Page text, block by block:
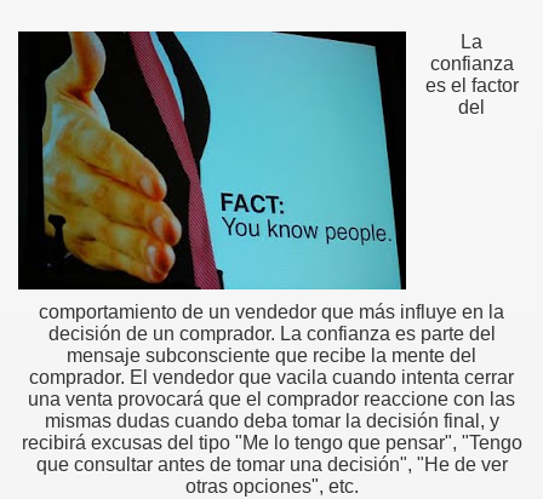
La
confianza
es el factor
del
comportamiento de un vendedor que más influye en la
decisión de un comprador. La confianza es parte del
mensaje subconsciente que recibe la mente del
comprador. El vendedor que vacila cuando intenta cerrar
una venta provocará que el comprador reaccione con las
mismas dudas cuando deba tomar la decisión final, y
recibirá excusas del tipo "Me lo tengo que pensar", "Tengo
que consultar antes de tomar una decisión", "He de ver
otras opciones", etc.